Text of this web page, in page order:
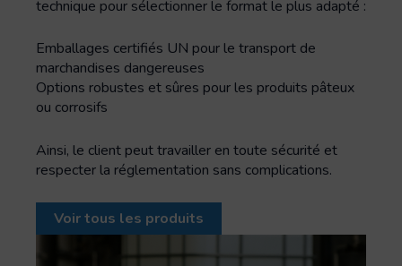
technique pour sélectionner le format le plus adapté :
Emballages certifiés UN pour le transport de
marchandises dangereuses
Options robustes et sûres pour les produits pâteux
ou corrosifs
Ainsi, le client peut travailler en toute sécurité et
respecter la réglementation sans complications.
Voir tous les produits